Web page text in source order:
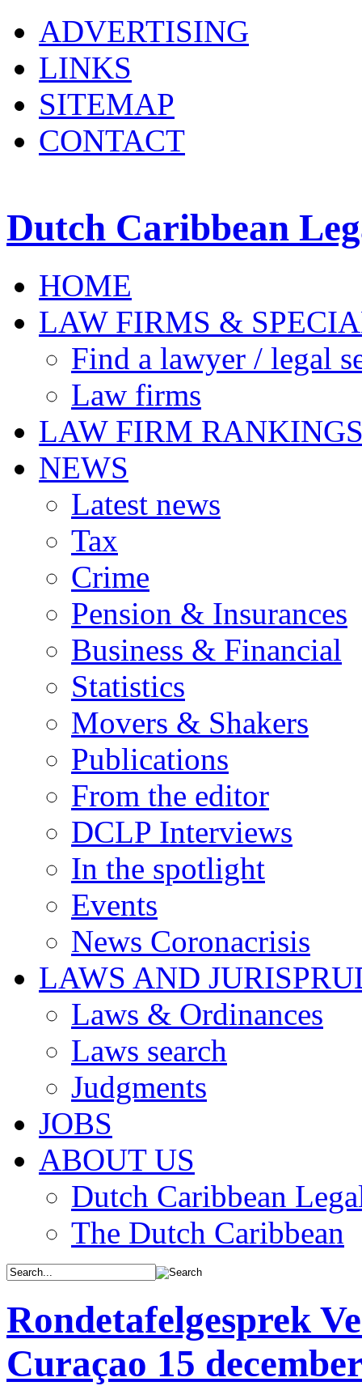
ADVERTISING
LINKS
SITEMAP
CONTACT
Dutch Caribbean
HOME
LAW FIRMS &
Find a lawyer / legal
Law firms
LAW FIRM
NEWS
Latest news
Tax
Crime
Pension & Insurances
Business & Financial
Statistics
Movers & Shakers
Publications
From the editor
DCLP Interviews
In the spotlight
Events
News Coronacrisis
LAWS AND
Laws & Ordinances
Laws search
Judgments
JOBS
ABOUT US
Dutch Caribbean
The Dutch Caribbean
Rondetafelgesprek
Curaçao 15